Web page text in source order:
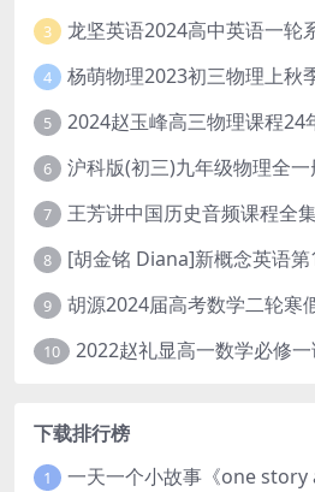
3 龙坚英语2024高中英语一轮
4
5
6
7 王芳讲中国历史音频课程全
8
9
10
下载排行榜
1